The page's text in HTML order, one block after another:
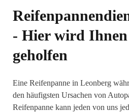
- Hier wird
geholfen
Eine Reifenpanne in Leonberg
den häufigsten Ursachen von
Reifenpanne kann jeden von uns